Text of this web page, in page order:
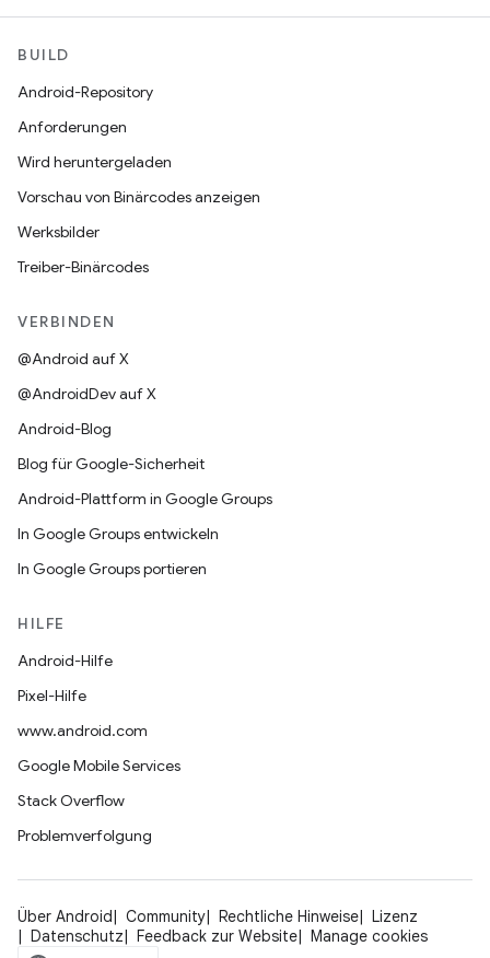
BUILD
Android-Repository
Anforderungen
Wird heruntergeladen
Vorschau von Binärcodes anzeigen
Werksbilder
Treiber-Binärcodes
VERBINDEN
@Android auf X
@AndroidDev auf X
Android-Blog
Blog für Google-Sicherheit
Android-Plattform in Google Groups
In Google Groups entwickeln
In Google Groups portieren
HILFE
Android-Hilfe
Pixel-Hilfe
www.android.com
Google Mobile Services
Stack Overflow
Problemverfolgung
Über Android Community Rechtliche Hinweise
Lizenz
Datenschutz
Feedback zur Website Manage cookies